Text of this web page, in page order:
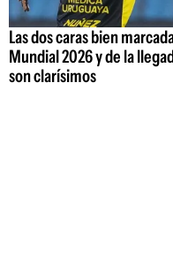
Las dos caras bien
Mundial 2026 y de la
son clarísimos